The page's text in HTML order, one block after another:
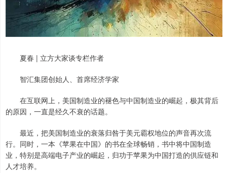
夏春 | 立方大家谈专栏作者
智汇集团创始人、首席经济学家
在互联网上，美国制造业的褪色与中国制造业的崛起，极其背后
的原因，一直是经久不衰的话题。
最近，把美国制造业的衰落归咎于美元霸权地位的声音再次流
行。同时，一本《苹果在中国》的书在全球畅销，书中将中国制造
业，特别是高端电子产业的崛起，归功于苹果为中国打造的供应链和
人才培养。